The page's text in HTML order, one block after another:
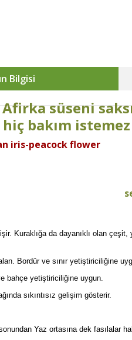
Bilgisi
süseni
hiç bakım istemez
iris-peacock flower
Kuraklığa da dayanıklı olan
Bordür ve sınır yetiştiriciliğine
bahçe yetiştiriciliğine uygun.
sıkıntısız gelişim gösterir.
Yaz ortasına dek fasılalar